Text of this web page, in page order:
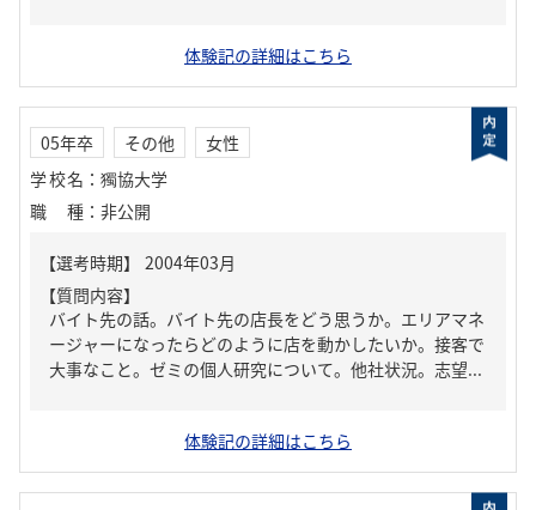
体験記の詳細はこちら
05年卒 その他
女性
学校名 ： 獨協大学
職種 ： 非公開
【質問内容】
バイト先の話。バイト先の店長をどう思うか。エリアマネ
ージャーになったらどのように店を動かしたいか。接客で
大事なこと。ゼミの個人研究について。他社状況。志望...
体験記の詳細はこちら